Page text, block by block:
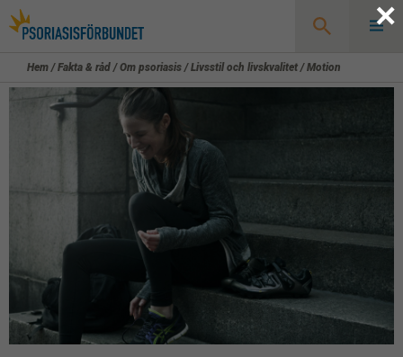
Sök
Hem /Fakta & råd /Om psoriasis /Livsstil och livskvalitet /Motion
×